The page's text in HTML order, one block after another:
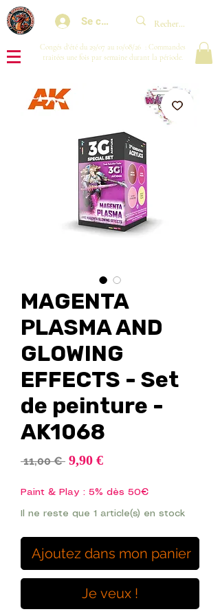
Se connecter
Congés d'été du 29/07 au 10/08/26 : Commandes
traitées une fois par semaine durant la période.
MAGENTA
PLASMA AND
GLOWING
EFFECTS - Set
de peinture -
AK1068
11,00 € Prix
9,90 €Prix
Paint & Play : 5% dès 50€
Il ne reste que 1 article(s) en stock
Ajoutez dans mon panier
Je veux !